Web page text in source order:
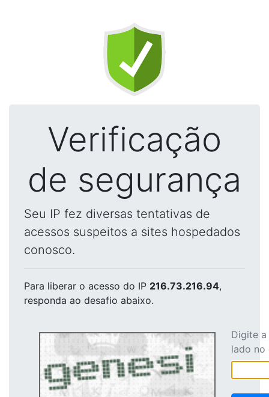
Verificação
de segurança
Seu IP fez diversas tentativas de
acessos suspeitos a sites hospedados
conosco.
Para liberar o acesso do IP 216.73.216.94,
responda ao desafio abaixo.
Digite
lado no